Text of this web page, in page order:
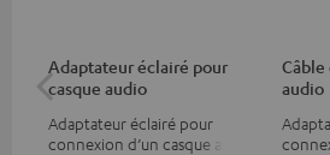
Adaptateur éclairé pour
casque audio
Adaptateur éclairé pour
connexion d’un casque audio
Câble
audio